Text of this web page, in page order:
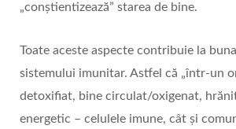
„conștientizează” starea de bine.
Toate aceste aspecte contribuie la
sistemului imunitar. Astfel că „într-un
detoxifiat, bine circulat/oxigenat,
energetic – celulele imune, cât și